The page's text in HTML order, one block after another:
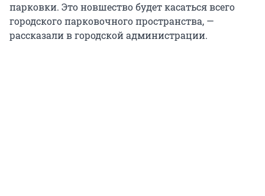
парковки. Это новшество будет касаться всего
городского парковочного пространства, —
рассказали в городской администрации.